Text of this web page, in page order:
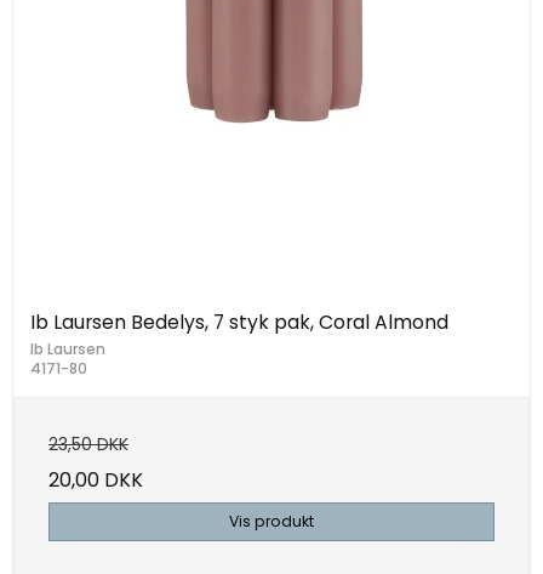
Ib Laursen Bedelys, 7 styk pak, Coral Almond
Ib Laursen
4171-80
23,50 DKK
20,00 DKK
Vis produkt